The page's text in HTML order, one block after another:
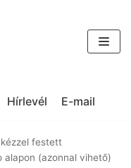
Hírlevél E-mail
festett
alapon (azonnal vihető)